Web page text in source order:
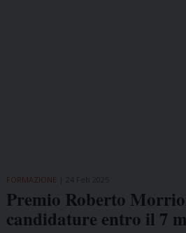
FORMAZIONE
Premio Roberto
candidature entro il 7